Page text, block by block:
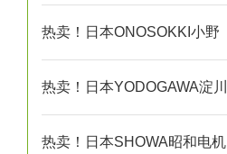
热卖！日本ONOSOKKI小野
热卖！日本YODOGAWA淀川
热卖！日本SHOWA昭和电机